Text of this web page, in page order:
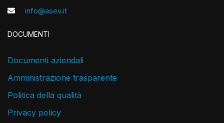
info@asev.it
DOCUMENTI
Documenti aziendali
Amministrazione trasparente
Politica della qualità
Privacy policy